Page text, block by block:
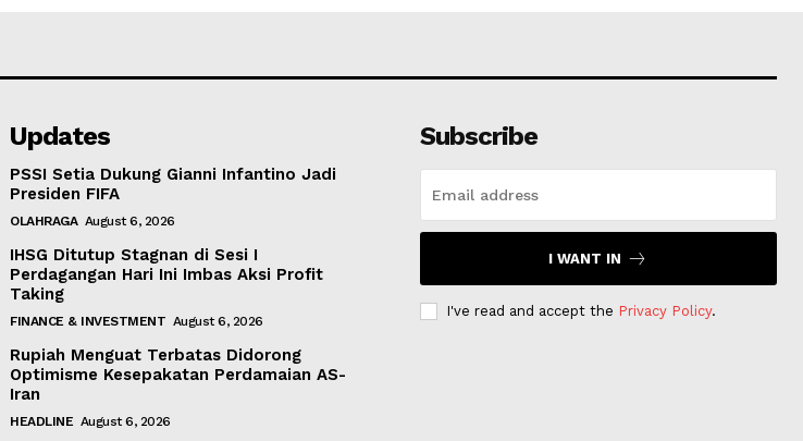
Updates
PSSI Setia Dukung Gianni Infantino Jadi
Presiden FIFA
OLAHRAGA August 6, 2026
IHSG Ditutup Stagnan di Sesi I
Perdagangan Hari Ini Imbas Aksi Profit
Taking
FINANCE & INVESTMENT August 6, 2026
Rupiah Menguat Terbatas Didorong
Optimisme Kesepakatan Perdamaian AS-
Iran
HEADLINE August 6, 2026
Subscribe
I WANT IN
I've read and accept the Privacy Policy.